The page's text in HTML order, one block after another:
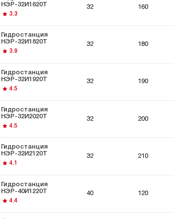
для
толкателей
НЭР-32И1620Т
3.3
32 160
Гидростанция
НЭР-32И1820Т
3.9
32 180
Гидростанция
НЭР-32И1920Т
4.5
32 190
Гидростанция
НЭР-32И2020Т
4.5
32 200
Гидростанция
НЭР-32И2120Т
4.1
32 210
Гидростанция
НЭР-40И1220Т
4.4
40 120